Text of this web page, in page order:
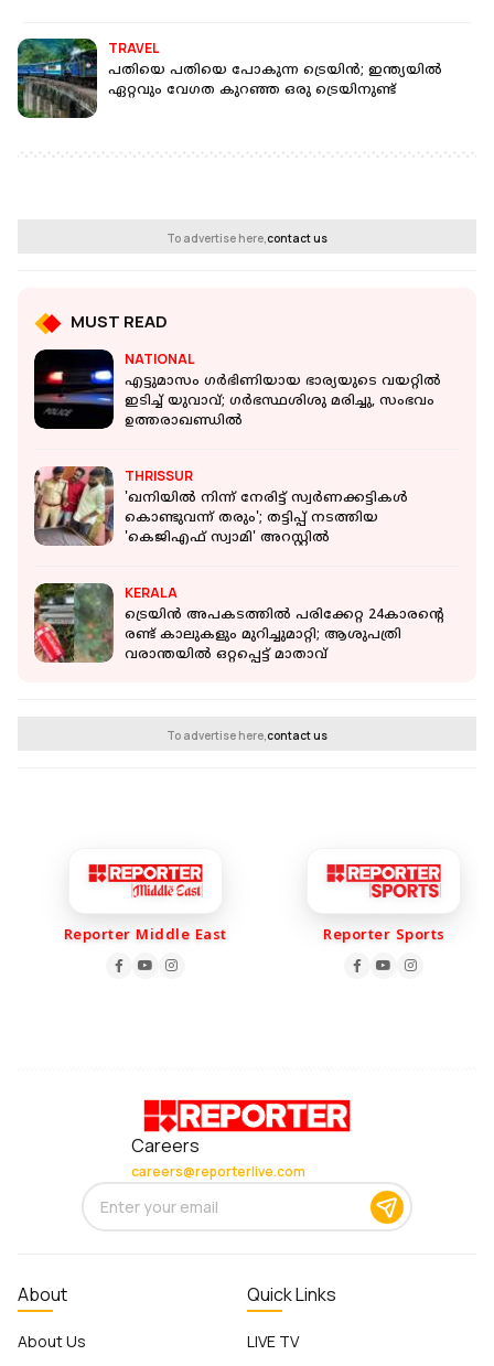
TRAVEL
പതിയെ പതിയെ പോകുന്ന ട്രെയിന്‍; ഇന്ത്യയില്‍
ഏറ്റവും വേഗത കുറഞ്ഞ ഒരു ട്രെയിനുണ്ട്
To advertise here, contact us
MUST READ
NATIONAL
എട്ടുമാസം ഗര്‍ഭിണിയായ ഭാര്യയുടെ വയറ്റില്‍
ഇടിച്ച് യുവാവ്; ഗര്‍ഭസ്ഥശിശു മരിച്ചു, സംഭവം
ഉത്തരാഖണ്ഡില്‍
THRISSUR
'ഖനിയില്‍ നിന്ന് നേരിട്ട് സ്വര്‍ണക്കട്ടികള്‍
കൊണ്ടുവന്ന് തരും'; തട്ടിപ്പ് നടത്തിയ
'കെജിഎഫ് സ്വാമി' അറസ്റ്റില്‍
KERALA
ട്രെയിൻ അപകടത്തിൽ പരിക്കേറ്റ 24കാരന്റെ
രണ്ട് കാലുകളും മുറിച്ചുമാറ്റി; ആശുപത്രി
വരാന്തയില്‍ ഒറ്റപ്പെട്ട് മാതാവ്
To advertise here, contact us
Reporter Middle East Reporter Sports
Careers
careers@reporterlive.com
About
About Us
Quick Links
LIVE TV